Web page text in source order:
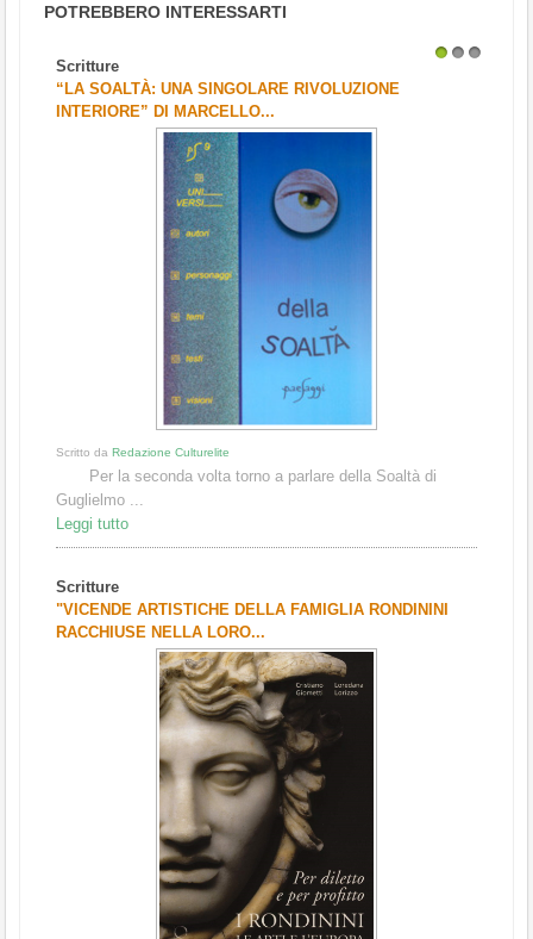
POTREBBERO INTERESSARTI
Scritture
“LA SOALTÀ: UNA SINGOLARE RIVOLUZIONE
INTERIORE” DI MARCELLO...
Scritto da Redazione Culturelite
Per la seconda volta torno a parlare della Soaltà di
Guglielmo ...
Leggi tutto
Scritture
"VICENDE ARTISTICHE DELLA FAMIGLIA RONDININI
RACCHIUSE NELLA LORO...